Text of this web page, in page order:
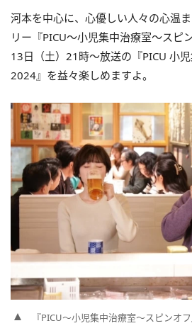
河本を中心に、心優しい人々の心温
リー『PICU〜小児集中治療室〜スピ
13日（土）21時～放送の『PICU 小
2024』を益々楽しめますよ。
『PICU〜小児集中治療室〜スピンオ